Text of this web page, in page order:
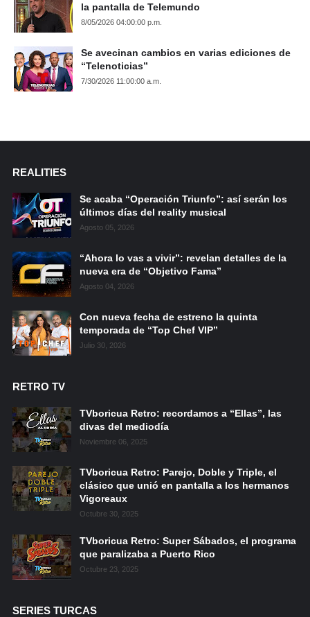
la pantalla de Telemundo
8/05/2026 04:00:00 p.m.
Se avecinan cambios en varias ediciones de
“Telenoticias”
7/30/2026 11:00:00 a.m.
REALITIES
Se acaba “Operación Triunfo”: así serán los
últimos días del reality musical
Agosto 05, 2026
“Ahora lo vas a vivir”: revelan detalles de la
nueva era de “Objetivo Fama”
Agosto 04, 2026
Con nueva fecha de estreno la quinta
temporada de “Top Chef VIP”
Julio 30, 2026
RETRO TV
TVboricua Retro: recordamos a “Ellas”, las
divas del mediodía
Noviembre 06, 2025
TVboricua Retro: Parejo, Doble y Triple, el
clásico que unió en pantalla a los hermanos
Vigoreaux
Octubre 30, 2025
TVboricua Retro: Super Sábados, el programa
que paralizaba a Puerto Rico
Octubre 23, 2025
SERIES TURCAS